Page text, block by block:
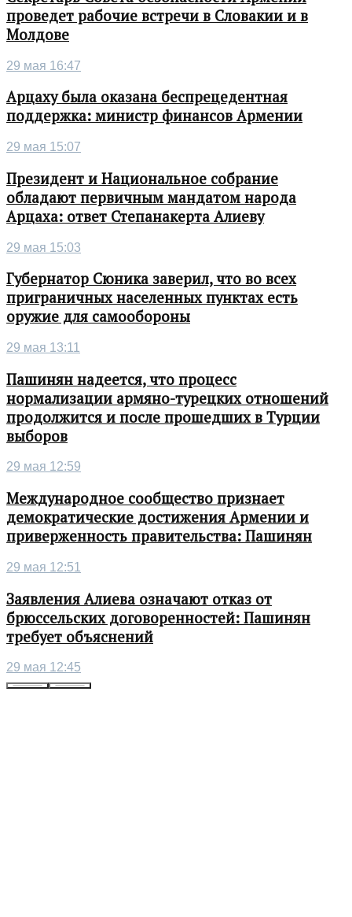
проведет рабочие встречи в Словакии и в
Молдове
29 мая 16:47
Арцаху была оказана беспрецедентная
поддержка: министр финансов Армении
29 мая 15:07
Президент и Национальное собрание
обладают первичным мандатом народа
Арцаха: ответ Степанакерта Алиеву
29 мая 15:03
Губернатор Сюника заверил, что во всех
приграничных населенных пунктах есть
оружие для самообороны
29 мая 13:11
Пашинян надеется, что процесс
нормализации армяно-турецких отношений
продолжится и после прошедших в Турции
выборов
29 мая 12:59
Международное сообщество признает
демократические достижения Армении и
приверженность правительства: Пашинян
29 мая 12:51
Заявления Алиева означают отказ от
брюссельских договоренностей: Пашинян
требует объяснений
29 мая 12:45